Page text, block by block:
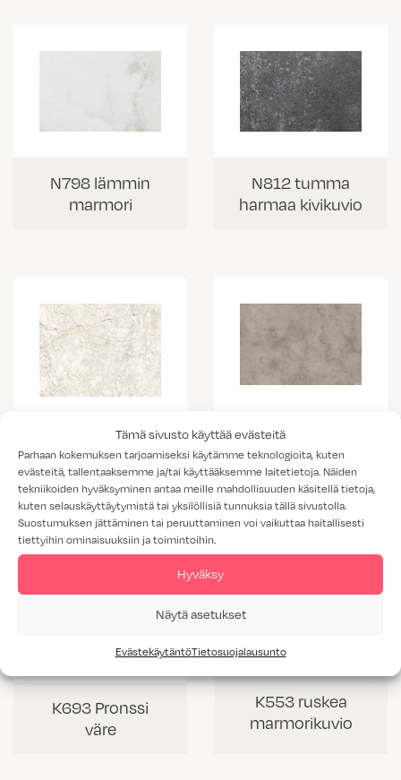
Tämä sivusto käyttää evästeitä
Parhaan kokemuksen tarjoamiseksi käytämme teknologioita, kuten
evästeitä, tallentaaksemme ja/tai käyttääksemme laitetietoja. Näiden
tekniikoiden hyväksyminen antaa meille mahdollisuuden käsitellä tietoja,
kuten selauskäyttäytymistä tai yksilöllisiä tunnuksia tällä sivustolla.
Suostumuksen jättäminen tai peruuttaminen voi vaikuttaa haitallisesti
tiettyihin ominaisuuksiin ja toimintoihin.
Hyväksy
Näytä asetukset
EvästekäytäntöTietosuojalausunto
N798 lämmin
marmori
N812 tumma
harmaa kivikuvio
K703 Portobello
marmorikuvio
K538 vaalea
kallio
K693 Pronssi
väre
K553 ruskea
marmorikuvio